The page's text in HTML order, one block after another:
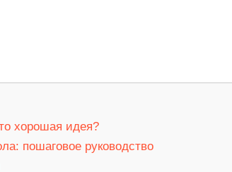
хорошая идея?
пошаговое руководство